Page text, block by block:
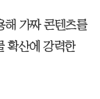
해 가짜 콘텐츠를
확산에 강력한